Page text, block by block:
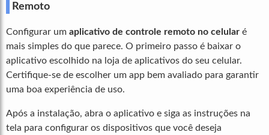
Remoto
Configurar um aplicativo de controle remoto no celular é
mais simples do que parece. O primeiro passo é baixar o
aplicativo escolhido na loja de aplicativos do seu celular.
Certifique-se de escolher um app bem avaliado para garantir
uma boa experiência de uso.
Após a instalação, abra o aplicativo e siga as instruções na
tela para configurar os dispositivos que você deseja